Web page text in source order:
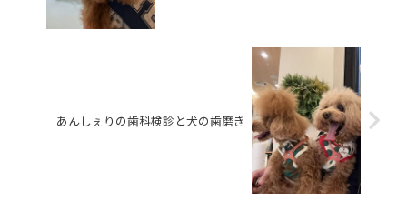
あんしぇりの歯科検診と犬の歯磨き